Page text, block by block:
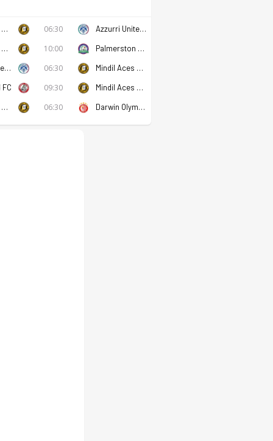
Mindil Aces FC Div 3 06:30 Azzurri United FC Div 3
Mindil Aces FC Div 3 10:00 Palmerston Rovers FC Div 3
Azzurri United FC B Div 3 06:30 Mindil Aces FC Div 3
09:30 Mindil Aces FC Div 3
Mindil Aces FC Div 3 06:30 Darwin Olympic SC Div 3